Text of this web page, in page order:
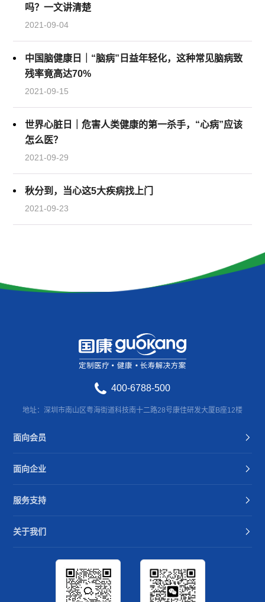
吗？一文讲清楚
2021-09-04
中国脑健康日｜“脑病”日益年轻化，这种常见脑病致
残率竟高达70%
2021-09-15
世界心脏日｜危害人类健康的第一杀手，“心病”应该
怎么医？
2021-09-29
秋分到，当心这5大疾病找上门
2021-09-23
400-6788-500
地址：深圳市南山区粤海街道科技南十二路28号康佳研发大厦B座12楼
面向会员
面向企业
服务支持
关于我们